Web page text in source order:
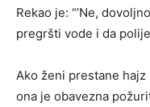
Rekao je: “’Ne,
pregršti vode i da
Ako ženi prestane
ona je obavezna